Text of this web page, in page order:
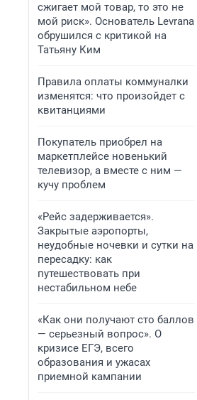
сжигает мой товар, то это не
мой риск». Основатель Levrana
обрушился с критикой на
Татьяну Ким
Правила оплаты коммуналки
изменятся: что произойдет с
квитанциями
Покупатель приобрел на
маркетплейсе новенький
телевизор, а вместе с ним —
кучу проблем
«Рейс задерживается».
Закрытые аэропорты,
неудобные ночевки и сутки на
пересадку: как
путешествовать при
нестабильном небе
«Как они получают сто баллов
— серьезный вопрос». О
кризисе ЕГЭ, всего
образования и ужасах
приемной кампании